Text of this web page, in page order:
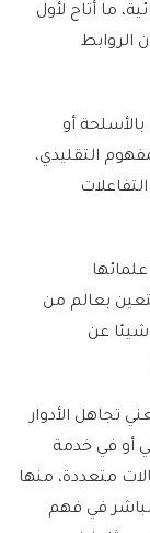
ما أتاح لأول
الروابط
أو
التقليدي،
بعالم من
عن
تجاهل الأدوار
أو في خدمة
متعددة، منها
مباشر في فهم